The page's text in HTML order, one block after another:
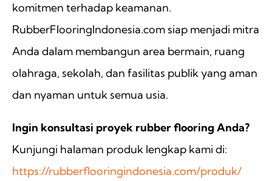
komitmen terhadap keamanan.
RubberFlooringIndonesia.com siap menjadi mitra
Anda dalam membangun area bermain, ruang
olahraga, sekolah, dan fasilitas publik yang aman
dan nyaman untuk semua usia.
Ingin konsultasi proyek rubber flooring Anda?
Kunjungi halaman produk lengkap kami di:
https://rubberflooringindonesia.com/produk/